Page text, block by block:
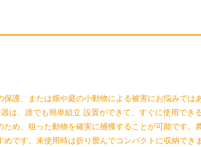
保護、または畑や庭の小動物による被害にお悩みでは
は、誰でも簡単組立 設置ができて、すぐに使用でき
ため、狙った動物を確実に捕獲することが可能です。
めです。未使用時は折り畳んでコンパクトに収納でき